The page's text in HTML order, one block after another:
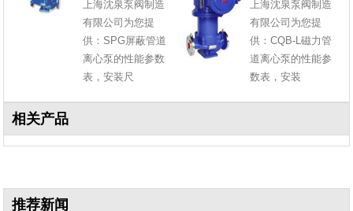
上海沈泉泵阀制造
有限公司为您提
供：SPG屏蔽管道
离心泵的性能参数
表，安装尺
上海沈泉泵阀制造
有限公司为您提
供：CQB-L磁力管
道离心泵的性能参
数表，安装
相关产品
推荐新闻